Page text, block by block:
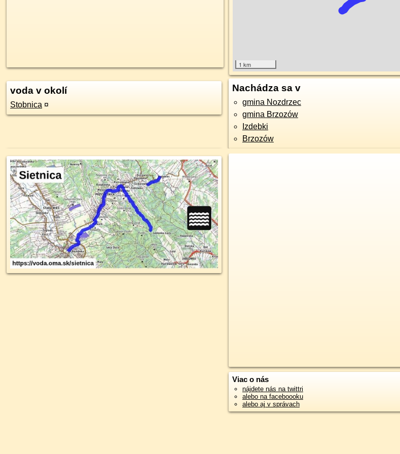
1 km
voda v okolí
Stobnica ¤
Nachádza sa v
gmina Nozdrzec
gmina Brzozów
Izdebki
Brzozów
Viac o nás
nájdete nás na twittri
alebo na faceboooku
alebo aj v správach